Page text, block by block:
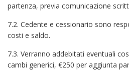
partenza, previa comunicazione
7.2. Cedente e cessionario sono
costi e saldo.
7.3. Verranno addebitati eventuali
cambi generici, €250 per aggiunta